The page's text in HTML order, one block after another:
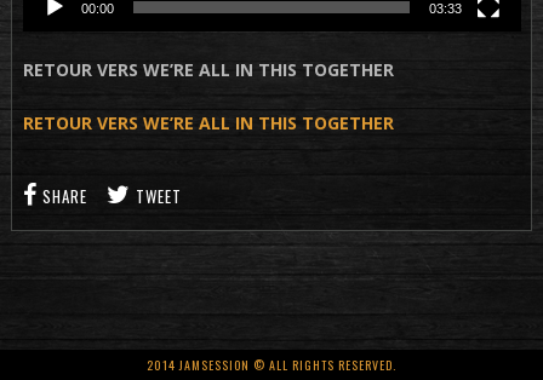
00:00 03:33
RETOUR VERS WE’RE ALL IN THIS TOGETHER
RETOUR VERS WE’RE ALL IN THIS TOGETHER
SHARE TWEET
2014 JAMSESSION © ALL RIGHTS RESERVED.